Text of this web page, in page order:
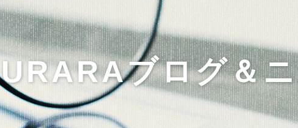
URARAブログ＆